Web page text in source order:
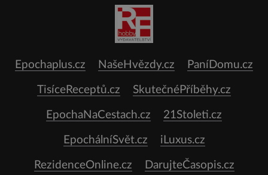
Epochaplus.cz NašeHvězdy.cz PaníDomu.cz
TisíceReceptů.cz SkutečnéPříběhy.cz
EpochaNaCestach.cz 21Stoleti.cz
EpochálníSvět.cz iLuxus.cz
RezidenceOnline.cz DarujteČasopis.cz